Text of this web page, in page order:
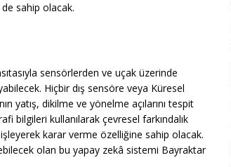
sahip olacak.
sensörlerden ve uçak üzerinde
Hiçbir dış sensöre veya Küresel
yatış, dikilme ve yönelme açılarını tespit
bilgileri kullanılarak çevresel farkındalık
karar verme özelliğine sahip olacak.
olan bu yapay zekâ sistemi Bayraktar